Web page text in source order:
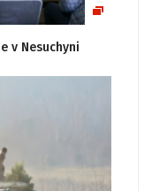
v Nesuchyni